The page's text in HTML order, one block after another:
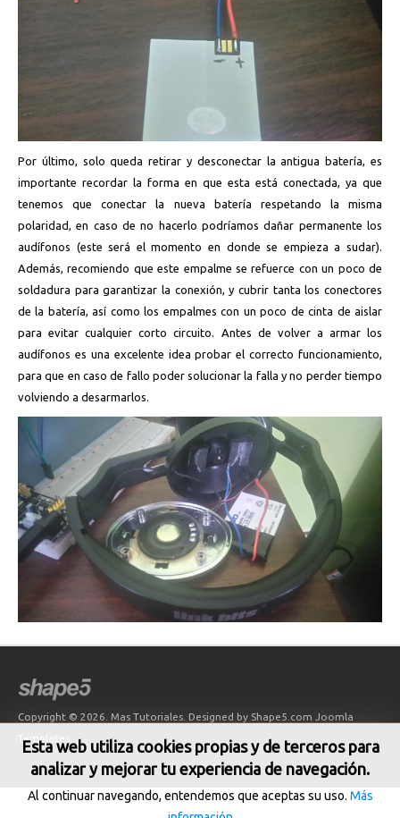
Por último, solo queda retirar y desconectar la antigua batería, es
importante recordar la forma en que esta está conectada, ya que
tenemos que conectar la nueva batería respetando la misma
polaridad, en caso de no hacerlo podríamos dañar permanente los
audífonos (este será el momento en donde se empieza a sudar).
Además, recomiendo que este empalme se refuerce con un poco de
soldadura para garantizar la conexión, y cubrir tanta los conectores
de la batería, así como los empalmes con un poco de cinta de aislar
para evitar cualquier corto circuito. Antes de volver a armar los
audífonos es una excelente idea probar el correcto funcionamiento,
para que en caso de fallo poder solucionar la falla y no perder tiempo
volviendo a desarmarlos.
Copyright © 2026. Mas Tutoriales. Designed by Shape5.com Joomla
Esta web utiliza cookies propias y de terceros para
analizar y mejorar tu experiencia de navegación.
Al continuar navegando, entendemos que aceptas su uso. Más